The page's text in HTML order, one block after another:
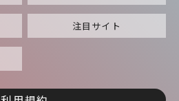
注目サイト